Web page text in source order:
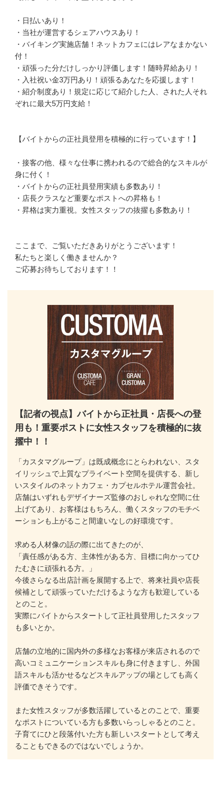
・日払いあり！
・当社が運営するシェアハウスあり！
・バイキング実施店舗！ネットカフェにはレアなまかない
付！
・頑張った分だけしっかり評価します！随時昇給あり！
・入社祝い金3万円あり！頑張るあなたを応援します！
・紹介制度あり！規定に応じて紹介した人、された人それ
ぞれに最大5万円支給！
【バイトからの正社員登用を積極的に行っています！】
・接客の他、様々な仕事に携われるので総合的なスキルが
身に付く！
・バイトからの正社員登用実績も多数あり！
・店長クラスなど重要なポストへの昇格も！
・昇格は実力重視。女性スタッフの抜擢も多数あり！
ここまで、ご覧いただきありがとうございます！
私たちと楽しく働きませんか？
ご応募お待ちしております！！
【記者の視点】バイトから正社員・店長への登
用も！重要ポストに女性スタッフを積極的に抜
擢中！！
「カスタマグループ」は既成概念にとらわれない、スタ
イリッシュで上質なプライベート空間を提供する、新し
いスタイルのネットカフェ・カプセルホテル運営会社。
店舗はいずれもデザイナーズ監修のおしゃれな空間に仕
上げてあり、お客様はもちろん、働くスタッフのモチベ
ーションも上がること間違いなしの好環境です。
求める人材像の話の際に出てきたのが、
「責任感がある方、主体性がある方、目標に向かってひ
たむきに頑張れる方。」
今後さらなる出店計画を展開する上で、将来社員や店長
候補として頑張っていただけるような方も歓迎している
とのこと。
実際にバイトからスタートして正社員登用したスタッフ
も多いとか。
店舗の立地的に国内外の多様なお客様が来店されるので
高いコミュニケーションスキルも身に付きますし、外国
語スキルも活かせるなどスキルアップの場としても高く
評価できそうです。
また女性スタッフが多数活躍しているとのことで、重要
なポストについている方も多数いらっしゃるとのこと。
子育てにひと段落付いた方も新しいスタートとして考え
ることもできるのではないでしょうか。